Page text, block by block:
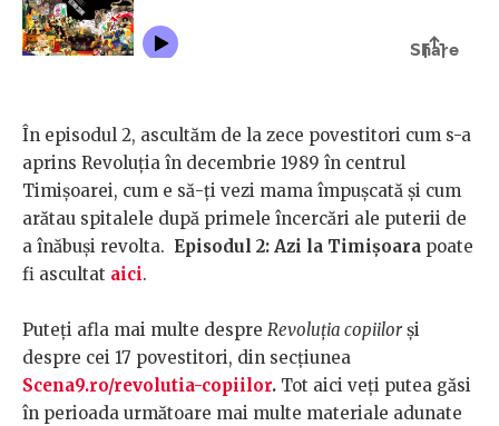
În episodul 2, ascultăm de la zece povestitori cum s-a
aprins Revoluția în decembrie 1989 în centrul
Timișoarei, cum e să-ți vezi mama împușcată și cum
arătau spitalele după primele încercări ale puterii de
a înăbuși revolta. Episodul 2: Azi la Timișoara poate
fi ascultat aici.
Puteți afla mai multe despre Revoluția copiilorși
despre cei 17 povestitori, din secțiunea
Scena9.ro/revolutia-copiilor. Tot aici veți putea găsi
în perioada următoare mai multe materiale adunate